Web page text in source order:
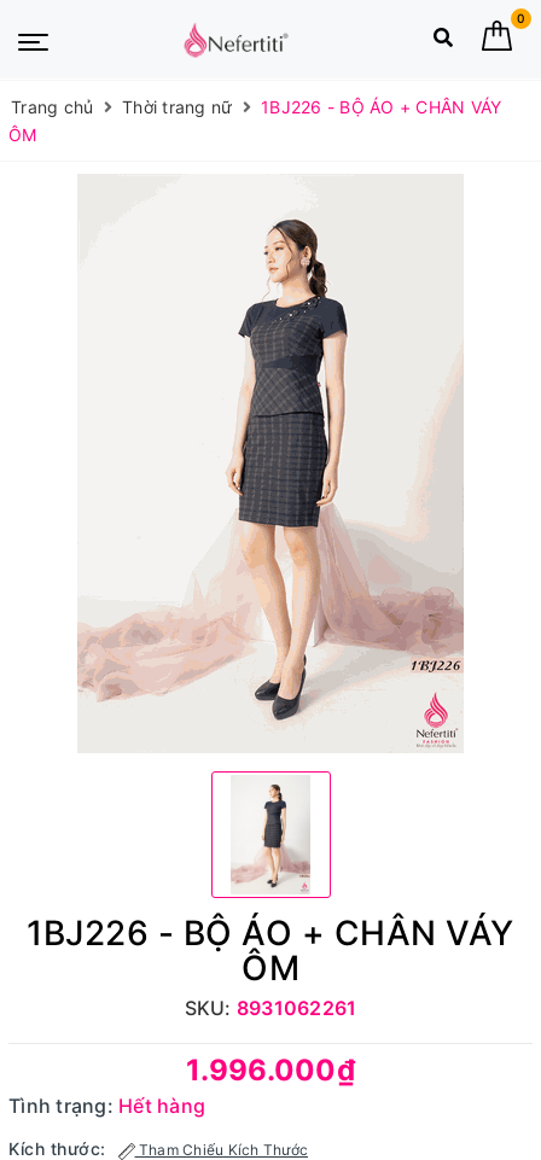
0
Trang chủ Thời trang nữ
1BJ226 - BỘ ÁO + CHÂN VÁY
ÔM
1BJ226 - BỘ ÁO + CHÂN VÁY
ÔM
SKU: 8931062261
1.996.000₫
Tình trạng: Hết hàng
Kích thước: Tham Chiếu Kích Thước